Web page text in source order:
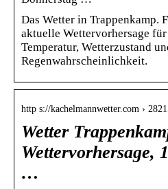
Das Wetter in Trappenkamp.
aktuelle Wettervorhersage
Temperatur, Wetterzustand
Regenwahrscheinlichkeit.
http s://kachelmannwetter.com ›
Wetter
Wettervorhersage,
…